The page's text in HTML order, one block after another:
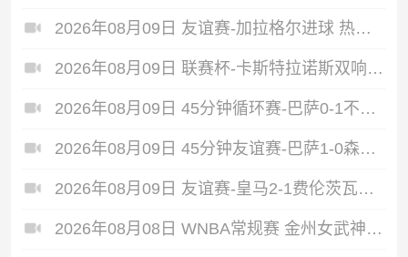
2026年08月09日 友谊赛-加拉格尔进球 热刺1-1赫塔费
2026年08月09日 联赛杯-卡斯特拉诺斯双响 西汉姆联3-1朴茨茅斯
2026年08月09日 45分钟循环赛-巴萨0-1不敌乌迪内斯无缘冠军 巴约挑射绝杀
2026年08月09日 45分钟友谊赛-巴萨1-0森林 拉菲点射费尔明造点 两队各一次中柱
2026年08月09日 友谊赛-皇马2-1费伦茨瓦罗斯 里瓦斯建功埃斯皮破门巴尔韦德助攻
2026年08月08日 WNBA常规赛 金州女武神 94 - 76 达拉斯飞翼 全场集锦